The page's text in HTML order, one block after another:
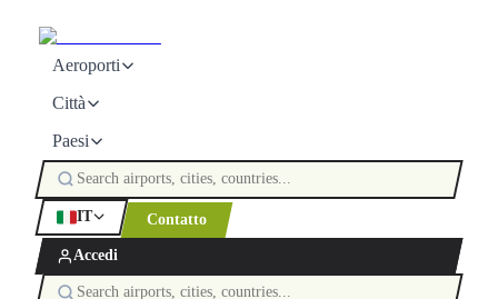
Aeroporti
Città
Paesi
IT Contatto
Accedi